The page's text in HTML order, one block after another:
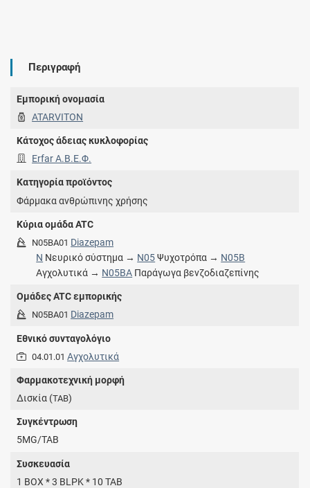
Περιγραφή
Εμπορική ονομασία
ATARVITON
Κάτοχος άδειας κυκλοφορίας
Erfar A.Β.Ε.Φ.
Κατηγορία προϊόντος
Φάρμακα ανθρώπινης χρήσης
Κύρια ομάδα ATC
N05BA01 Diazepam
N Νευρικό σύστημα → N05Ψυχοτρόπα → N05B
Αγχολυτικά → N05BA Παράγωγα βενζοδιαζεπίνης
Ομάδες ATC εμπορικής
N05BA01 Diazepam
Εθνικό συνταγολόγιο
04.01.01 Αγχολυτικά
Φαρμακοτεχνική μορφή
Δισκία (TAB)
Συγκέντρωση
5MG/TAB
Συσκευασία
1 BOX * 3 BLPK * 10 TAB